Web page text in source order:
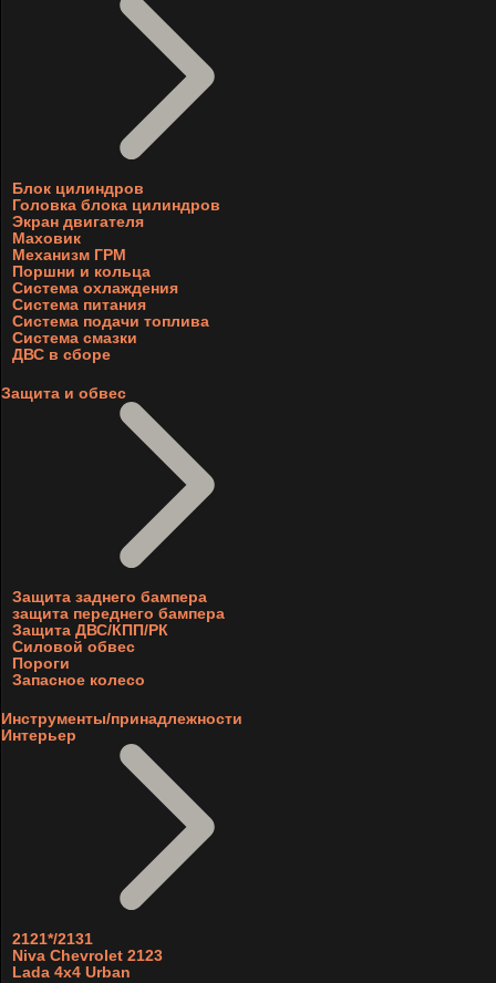
Блок цилиндров
Головка блока цилиндров
Экран двигателя
Маховик
Механизм ГРМ
Поршни и кольца
Система охлаждения
Система питания
Система подачи топлива
Система смазки
ДВС в сборе
Защита и обвес
Защита заднего бампера
защита переднего бампера
Защита ДВС/КПП/РК
Силовой обвес
Пороги
Запасное колесо
Инструменты/принадлежности
Интерьер
2121*/2131
Niva Chevrolet 2123
Lada 4x4 Urban